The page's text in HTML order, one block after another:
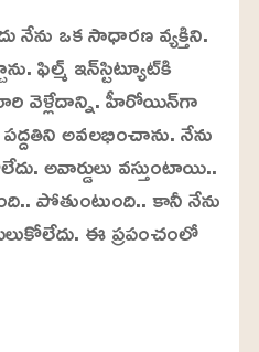
ఒక సాధారణ వ్యక్తిని.
ఫిల్మ్ ఇన్‌స్టిట్యూట్‌కి
మారి వెళ్లేదాన్ని. హీరోయిన్‌గా
అవలభించాను. నేను
అవార్డులు వస్తుంటాయి..
పోతుంటుంది.. కానీ నేను
ఈ ప్రపంచంలో